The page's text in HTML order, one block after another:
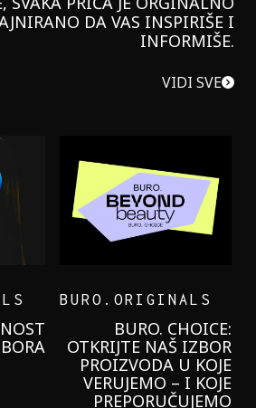
DA VAS INSPIRIŠE I
INFORMIŠE.
VIDI SVE
GARNIER KREMU I
NIKADA NIŠTA
LAGANIJE NISAM
KORISTILA